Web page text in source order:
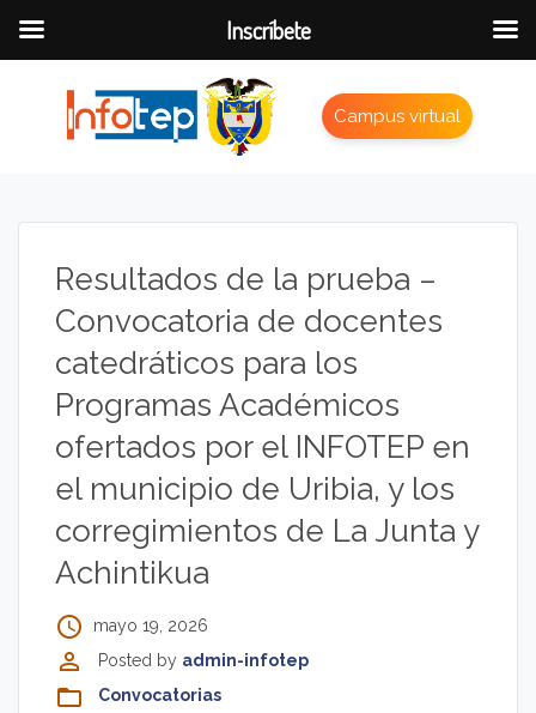
Campus virtual
Resultados de la prueba –
Convocatoria de docentes
catedráticos para los
Programas Académicos
ofertados por el INFOTEP en
el municipio de Uribia, y los
corregimientos de La Junta y
Achintikua
access_time mayo 19, 2026
perm_identity Posted by admin-infotep
folder_open Convocatorias
Inscríbete